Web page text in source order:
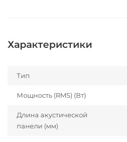
Характеристики
Тип
Мощность (RMS) (Вт)
Длина акустической
панели (мм)